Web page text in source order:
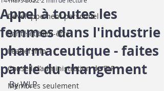
Développement personnel
Santé et bien-être
Leadership
Conseil d’administration de FLP
Membres seulement
Appel à toutes les
femmes dans l'industrie
pharmaceutique - faites
partie du changement
By WLP